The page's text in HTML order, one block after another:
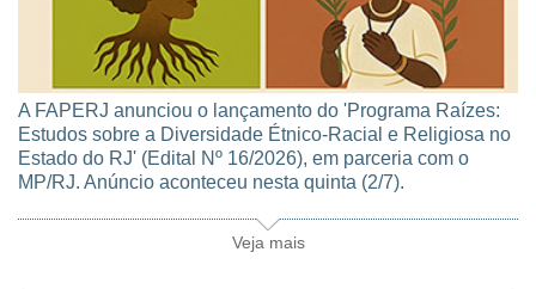
A FAPERJ anunciou o lançamento do 'Programa Raízes:
Estudos sobre a Diversidade Étnico-Racial e Religiosa no
Estado do RJ' (Edital Nº 16/2026), em parceria com o
MP/RJ. Anúncio aconteceu nesta quinta (2/7).